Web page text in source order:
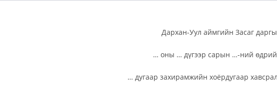
Дархан-Уул аймгийн Засаг
… оны … дүгээр сарын …-ний
… дугаар захирамжийн хоёрдугаар